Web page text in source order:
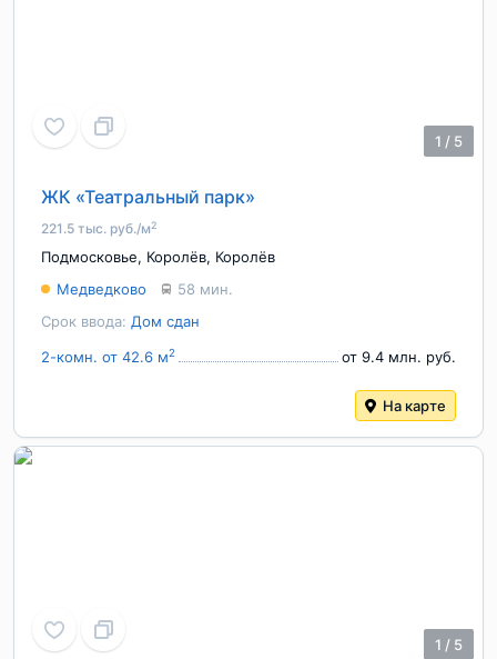
1 / 5
ЖК «Театральный парк»
221.5 тыс. руб./м2
Подмосковье, Королёв, Королёв
Срок ввода: Дом сдан
Медведково 58 мин.
2-комн. от 42.6 м2 от 9.4 млн. руб.
На карте
1 / 5